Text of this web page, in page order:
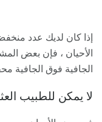
إذا كان لديك عدد
الأحيان ، فإن بعض
الجافية فوق الجافية
لا يمكن للطبيب